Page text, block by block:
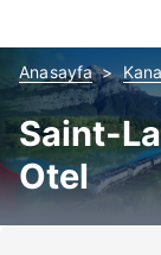
Anasayfa
Saint-
Otel